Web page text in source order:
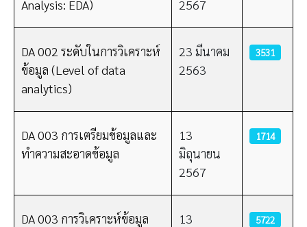
Analysis: EDA)
2567
DA 002 ระดับในการวิเคราะห์
ข้อมูล (Level of data
analytics)
23 มีนาคม
2563
3531
DA 003 การเตรียมข้อมูลและ
ทำความสะอาดข้อมูล
13
มิถุนายน
2567
1714
DA 003 การวิเคราะห์ข้อมูล
13
5722